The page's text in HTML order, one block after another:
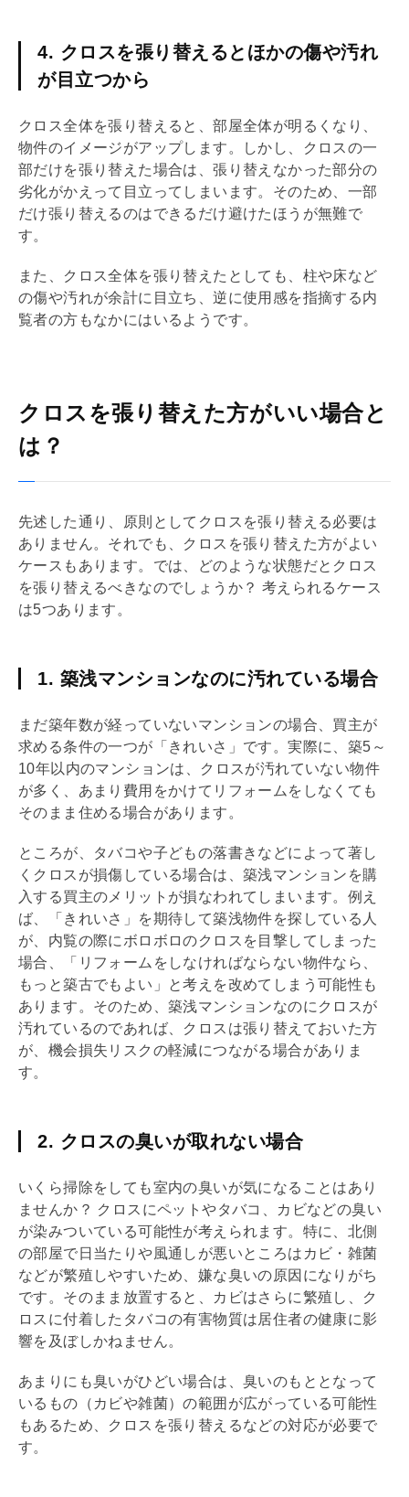
4. クロスを張り替えるとほかの傷や汚れ
が目立つから
クロス全体を張り替えると、部屋全体が明るくなり、
物件のイメージがアップします。しかし、クロスの一
部だけを張り替えた場合は、張り替えなかった部分の
劣化がかえって目立ってしまいます。そのため、一部
だけ張り替えるのはできるだけ避けたほうが無難で
す。
また、クロス全体を張り替えたとしても、柱や床など
の傷や汚れが余計に目立ち、逆に使用感を指摘する内
覧者の方もなかにはいるようです。
クロスを張り替えた方がいい場合と
は？
先述した通り、原則としてクロスを張り替える必要は
ありません。それでも、クロスを張り替えた方がよい
ケースもあります。では、どのような状態だとクロス
を張り替えるべきなのでしょうか？ 考えられるケース
は5つあります。
1. 築浅マンションなのに汚れている場合
まだ築年数が経っていないマンションの場合、買主が
求める条件の一つが「きれいさ」です。実際に、築5～
10年以内のマンションは、クロスが汚れていない物件
が多く、あまり費用をかけて リフォーム をしなくても
そのまま住める場合があります。
ところが、タバコや子どもの落書きなどによって著し
くクロスが損傷している場合は、築浅マンションを購
入する買主のメリットが損なわれてしまいます。例え
ば、「きれいさ」を期待して築浅物件を探している人
が、 内覧の際にボロボロのクロスを目撃してしまった
場合、「 リフォーム をしなければならない物件なら、
もっと築古でもよい」と考えを改めてしまう可能性も
あります。そのため、築浅マンションなのにクロスが
汚れているのであれば、クロスは張り替えておいた方
が、機会損失リスクの軽減につながる場合がありま
す。
2. クロスの臭いが取れない場合
いくら掃除をしても室内の臭いが気になることはあり
ませんか？ クロスにペットやタバコ、カビなどの臭い
が染みついている可能性が考えられます。特に、北側
の部屋で日当たりや風通しが悪いところはカビ・雑菌
などが繁殖しやすいため、嫌な臭いの原因になりがち
です。そのまま放置すると、カビはさらに繁殖し、ク
ロスに付着したタバコの有害物質は居住者の健康に影
響を及ぼしかねません。
あまりにも臭いがひどい場合は、臭いのもととなって
いるもの（カビや雑菌）の範囲が広がっている可能性
もあるため、クロスを張り替えるなどの対応が必要で
す。